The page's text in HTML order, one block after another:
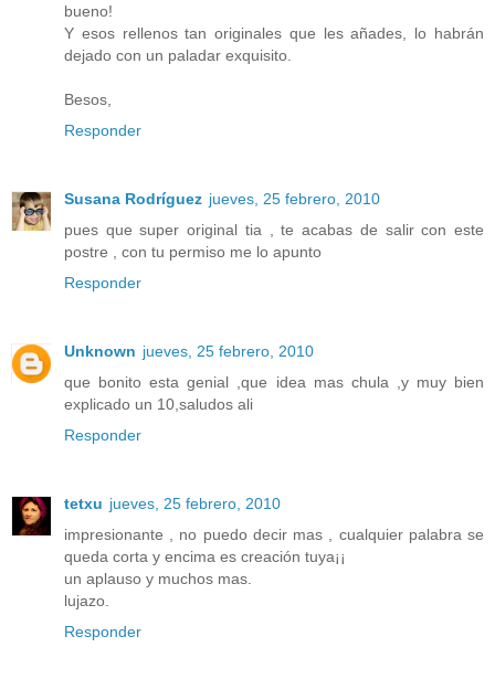
bueno!
Y esos rellenos tan originales que les añades, lo habrán
dejado con un paladar exquisito.
Besos,
Responder
Susana Rodríguez jueves, 25 febrero, 2010
pues que super original tia , te acabas de salir con este
postre , con tu permiso me lo apunto
Responder
Unknown jueves, 25 febrero, 2010
que bonito esta genial ,que idea mas chula ,y muy bien
explicado un 10,saludos ali
Responder
tetxu jueves, 25 febrero, 2010
impresionante , no puedo decir mas , cualquier palabra se
queda corta y encima es creación tuya¡¡
un aplauso y muchos mas.
lujazo.
Responder